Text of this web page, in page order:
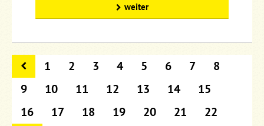
weiter
1 2 3 4 5 6 7
8
9
10 11 12 13 14
15
16
17 18 19 20 21
22